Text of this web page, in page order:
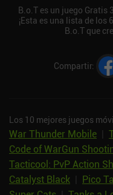
B.o.T es un juego Gratis
¡Esta es una lista de
B.o.T que
Compartir:
Los 10 mejores juegos
War Thunder Mobile
Code of WarGun
Tacticool: PvP Action
Catalyst Black
Pico